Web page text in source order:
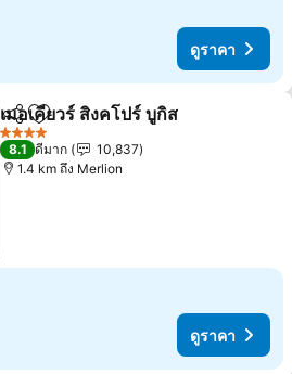
ดูราคา
แชร์ เพิ่มในรายการโปรด
เมอเคียวร์ สิงคโปร์ บูกิส
4 ดาว
8.1 ดีมาก
10,837
1.4 km ถึง Merlion
ดูราคา